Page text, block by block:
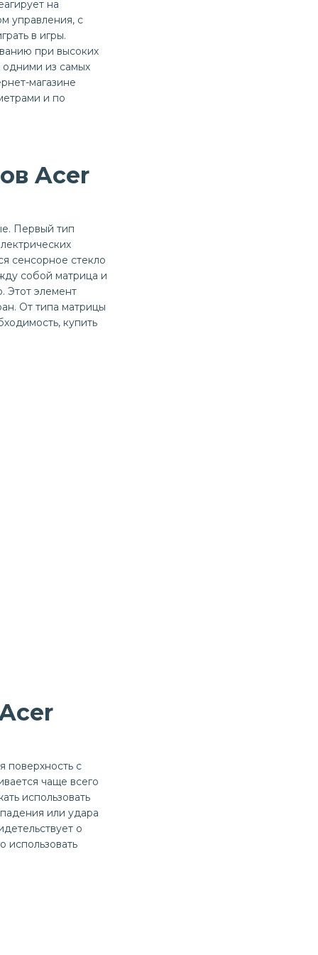
на
управления, с
в игры.
при высоких
одними из самых
магазине
и по
Acer
Первый тип
сенсорное стекло
собой матрица и
Этот элемент
От типа матрицы
купить
поверхность с
чаще всего
использовать
или удара
о
использовать